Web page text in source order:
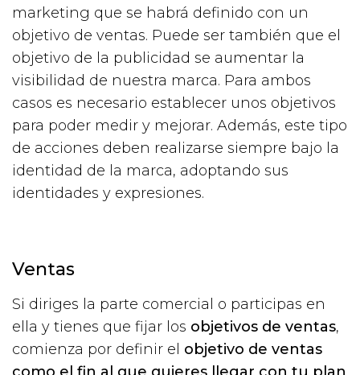
marketing que se habrá definido con un
objetivo de ventas. Puede ser también que el
objetivo de la publicidad se aumentar la
visibilidad de nuestra marca. Para ambos
casos es necesario establecer unos objetivos
para poder medir y mejorar. Además, este tipo
de acciones deben realizarse siempre bajo la
identidad de la marca, adoptando sus
identidades y expresiones.
Ventas
Si diriges la parte comercial o participas en
ella y tienes que fijar los objetivos de ventas,
comienza por definir el objetivo de ventas